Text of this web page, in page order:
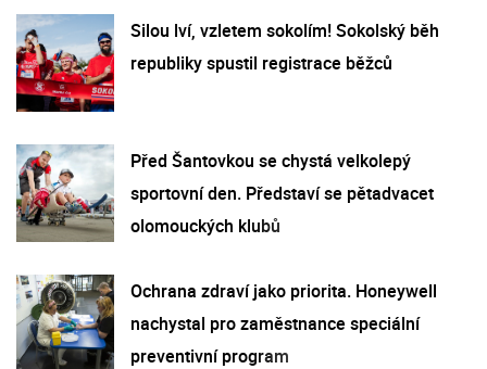
Silou lví, vzletem sokolím! Sokolský běh
republiky spustil registrace běžců
Před Šantovkou se chystá velkolepý
sportovní den. Představí se pětadvacet
olomouckých klubů
Ochrana zdraví jako priorita. Honeywell
nachystal pro zaměstnance speciální
preventivní program